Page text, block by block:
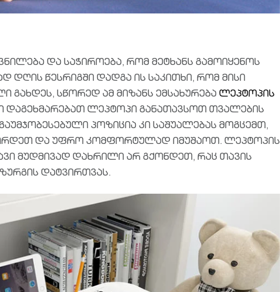
და საჭიროება, რომ მეტხანს გამოიყენოს
დღის წესრიგში დადგა ის საკითხი, რომ მისი
სწორედ ამ მიზანს ემსახურება ლეპტოპის
დაგეხმარებათ ლეპტოპი განათავსოთ თვალების
პოზიცია კი საშუალებას მოგცემთ,
და უფრო კომფორტულად იმუშაოთ. ლეპტოპის
მუდმივად დახრილი არ გქონდეთ, რაც თავის
დატვირთვას.